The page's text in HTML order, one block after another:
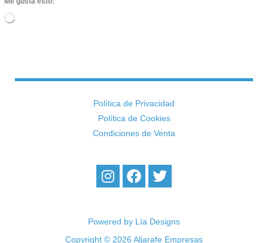
Cargando...
Política de Privacidad
Política de Cookies
Condiciones de Venta
n
s
a
a
c
b
w
i
t
Powered by Lía Designs
Copyright © 2026 Aljarafe Empresas